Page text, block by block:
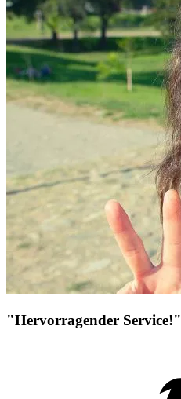
"Hervorragender Service!"